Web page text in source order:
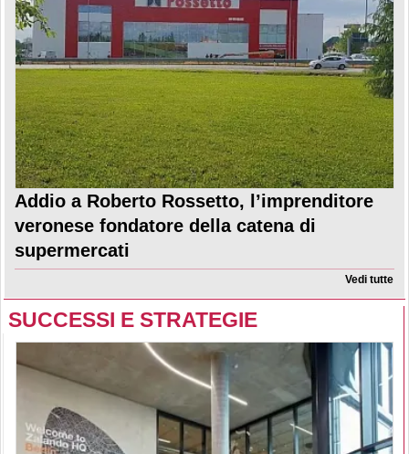
Addio a Roberto Rossetto, l’imprenditore
veronese fondatore della catena di
supermercati
Vedi tutte
SUCCESSI E STRATEGIE